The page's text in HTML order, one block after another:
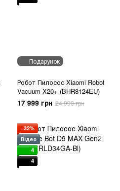
Подарунок
Робот Пилосос Xiaomi Robot
Vacuum X20+ (BHR8124EU)
17 999 грн 24 999 грн
−32%
Відео
4
4